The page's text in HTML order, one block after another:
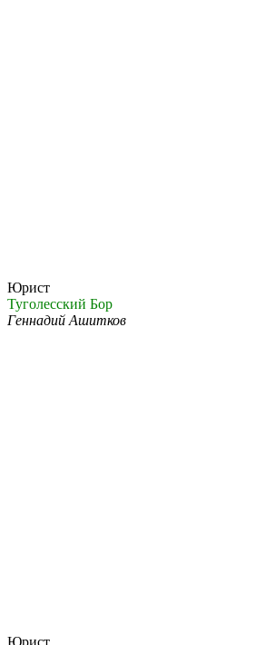
Юрист
Туголесский Бор
Геннадий Ашитков
Юрист